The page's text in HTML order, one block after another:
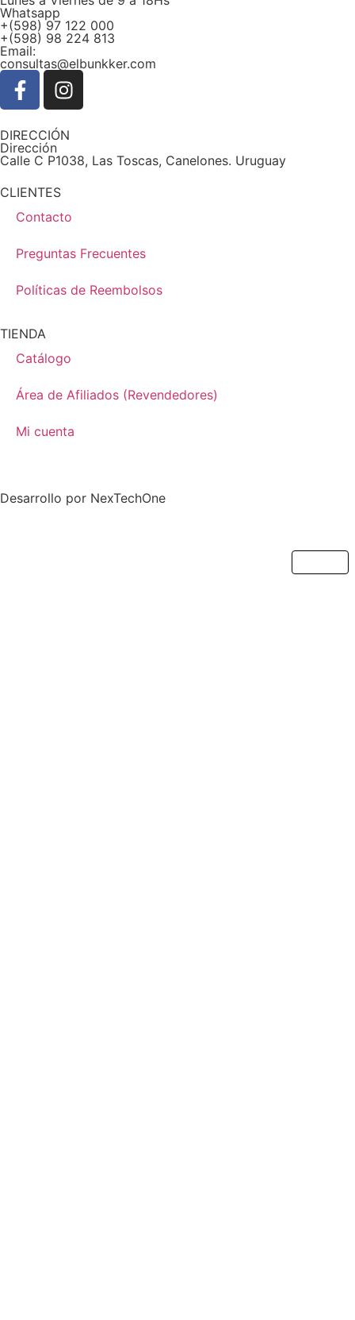
Whatsapp
+(598) 97 122 000
+(598) 98 224 813
Email:
consultas@elbunkker.com
DIRECCIÓN
Dirección
Calle C P1038, Las Toscas, Canelones. Uruguay
CLIENTES
Contacto
Preguntas Frecuentes
Políticas de Reembolsos
TIENDA
Catálogo
Área de Afiliados (Revendedores)
Mi cuenta
Desarrollo por NexTechOne